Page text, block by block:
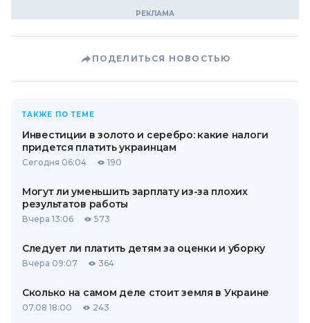
ПОДЕЛИТЬСЯ НОВОСТЬЮ
ТАКЖЕ ПО ТЕМЕ
Инвестиции в золото и серебро: какие налоги
придется платить украинцам
Сегодня 06:04 190
Могут ли уменьшить зарплату из-за плохих
результатов работы
Вчера 13:06 573
Следует ли платить детям за оценки и уборку
Вчера 09:07 364
Сколько на самом деле стоит земля в Украине
07.08 18:00 243